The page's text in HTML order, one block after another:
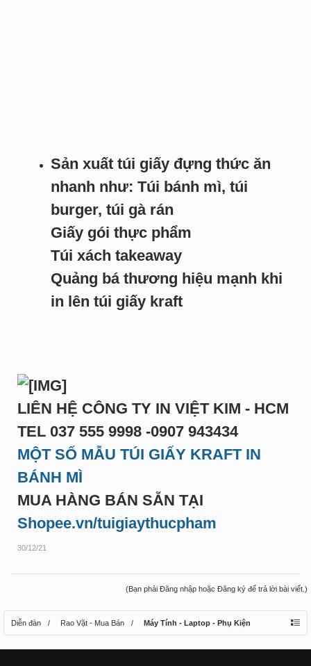
Sản xuất túi giấy đựng thức ăn
nhanh như: Túi bánh mì, túi
burger, túi gà rán
Giấy gói thực phẩm
Túi xách takeaway
Quảng bá thương hiệu mạnh khi
in lên túi giấy kraft
LIÊN HỆ CÔNG TY IN VIỆT KIM - HCM
TEL 037 555 9998 -0907 943434
MỘT SỐ MẪU TÚI GIẤY KRAFT IN
BÁNH MÌ
MUA HÀNG BÁN SẴN TẠI
Shopee.vn/tuigiaythucpham
30/12/21
(Bạn phải Đăng nhập hoặc Đăng ký để trả lời bài viết.)
Diễn đàn Rao Vặt - Mua Bán Máy Tính - Laptop - Phụ Kiện